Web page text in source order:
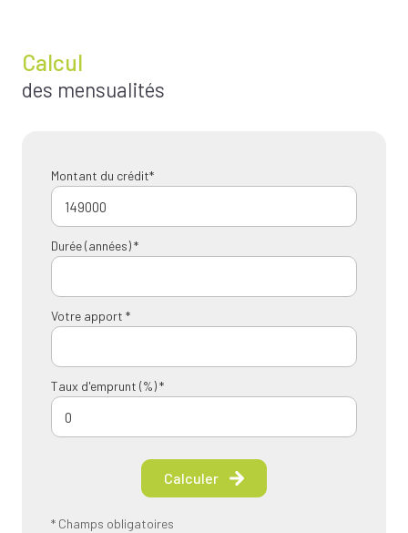
Calcul
des mensualités
Montant du crédit*
Durée (années) *
Votre apport *
Taux d'emprunt (%) *
Calculer
* Champs obligatoires